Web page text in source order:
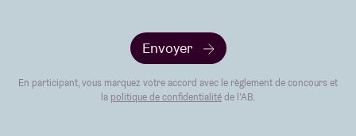
Envoyer
En participant, vous marquez votre accord avec le règlement de concours et
la politique de confidentialité de l’AB.